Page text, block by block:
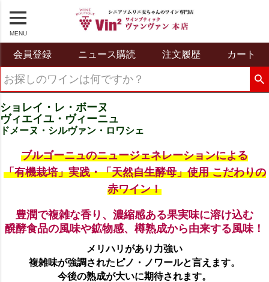
MENU
会員登録 ニュース購読 注文履歴 カート
ショレイ・レ・ボーヌ
ヴィエイユ・ヴィーニュ
ドメーヌ・シルヴァン・ロワシェ
ブルゴーニュのニュージェネレーションによる
「有機栽培」実践・「天然自生酵母」使用 こだわりの
赤ワイン！
豊潤で複雑な香り、濃縮感ある果実味に溶け込む
醗酵食品の風味や鉱物感、樽熟成から由来する風味！
メリハリがあり力強い
複雑味が強調されたピノ・ノワールと言えます。
今後の熟成が大いに期待されます。